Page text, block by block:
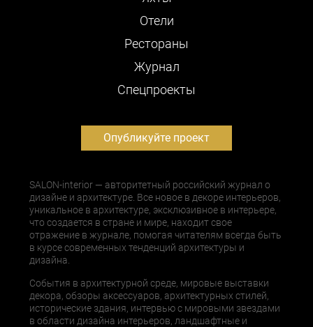
Отели
Рестораны
Журнал
Cпецпроекты
Опубликуйте проект
SALON-interior — авторитетный российский журнал о
дизайне и архитектуре. Все новое в декоре интерьеров,
уникальное в архитектуре, эксклюзивное в интерьере,
что создается в стране и мире, находит свое
отражение в журнале, помогая читателям всегда быть
в курсе современных тенденций архитектуры и
дизайна.
События в архитектурной среде, мировые выставки
декора, обзоры аксессуаров, архитектурных стилей,
исторические здания, интервью с мировыми звездами
в области дизайна интерьеров, ландшафтные и